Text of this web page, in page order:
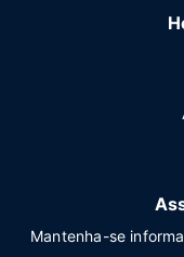
Mantenha-se